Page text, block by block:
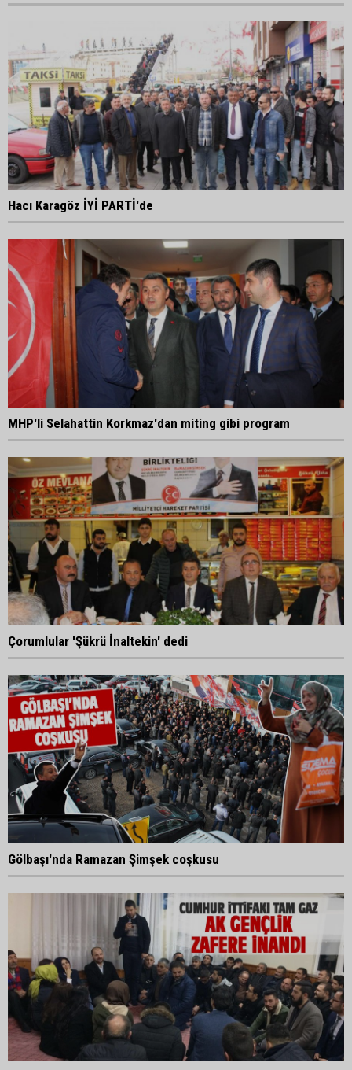
Hacı Karagöz İYİ PARTİ'de
MHP'li Selahattin Korkmaz'dan miting gibi program
Çorumlular 'Şükrü İnaltekin' dedi
Gölbaşı'nda Ramazan Şimşek coşkusu